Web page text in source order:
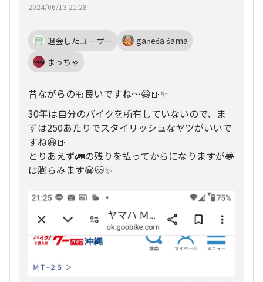
2024/06/13 21:28
退会したユーザー
gaṇeśa śama
まっちゃ
昔ながらのも良いですね〜😀🍺✨
30年は自分のバイクを所有していないので、ま
ずは250あたりでスタイリッシュなヤツがいいで
すね😀🍺
とりあえず🚛の残りを払ってからになりますが夢
は膨らみます😀🐱✨